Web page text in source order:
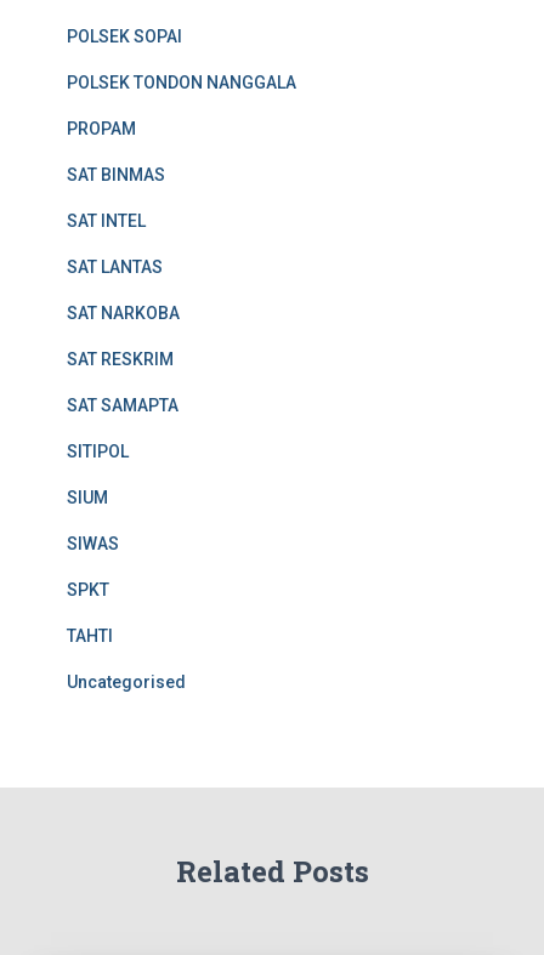
POLSEK SOPAI
POLSEK TONDON NANGGALA
PROPAM
SAT BINMAS
SAT INTEL
SAT LANTAS
SAT NARKOBA
SAT RESKRIM
SAT SAMAPTA
SITIPOL
SIUM
SIWAS
SPKT
TAHTI
Uncategorised
Related Posts